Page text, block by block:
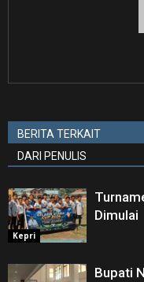
BERITA TERKAIT
DARI PENULIS
Kepri
Dimulai
Bupati